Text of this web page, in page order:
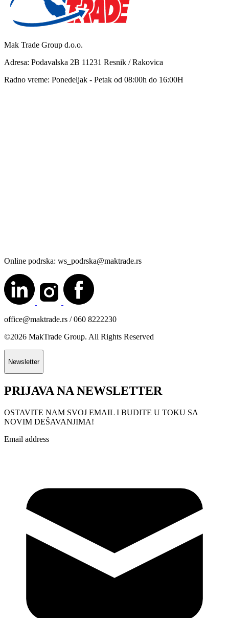
Mak Trade Group d.o.o.
Adresa: Podavalska 2B 11231 Resnik / Rakovica
Radno vreme: Ponedeljak - Petak od 08:00h do 16:00H
Online podrska: ws_podrska@maktrade.rs
office@maktrade.rs / 060 8222230
©2026 MakTrade Group. All Rights Reserved
Newsletter
PRIJAVA NA NEWSLETTER
OSTAVITE NAM SVOJ EMAIL I BUDITE U TOKU SA
NOVIM DEŠAVANJIMA!
Email address